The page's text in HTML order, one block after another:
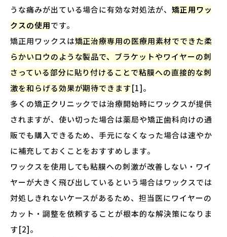
うな痛みが出ている場合に有効な対処法が、 矯正用ワッ
クスの使用です。
矯正用ワックスは矯正治療専用の医療用素材でできた柔
らかいロウのような製品で、ブラケットやワイヤーの刺
さっている部分に貼り付けることで粘膜への直接的な刺
激を和らげる効果が期待できます[1]。
多くの矯正クリニックでは治療開始時にワックスが提供
されますが、使い切った場合は薬局や矯正歯科向けの通
販でも購入できるため、手元になくなった場合は速やか
に補充しておくことをおすすめします。
ワックスを使用しても粘膜への刺激が改善しない・ワイ
ヤーが大きく飛び出しているという場合はワックスでは
対処しきれないケースがあるため、担当医にワイヤーの
カット・調整を依頼することが根本的な解決策になりま
す[2]。